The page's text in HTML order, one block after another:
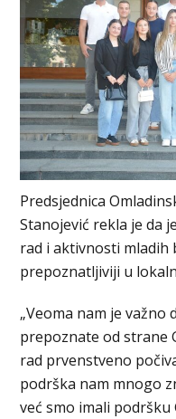
Predsjednica
Stanojević rekla je da
rad i aktivnosti mladih
prepoznatljiviji u
„Veoma nam je
prepoznate od strane
rad prvenstveno
podrška nam mnogo
već smo imali podršku